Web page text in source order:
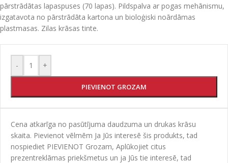
pārstrādātas lapaspuses (70 lapas). Pildspalva ar pogas mehānismu,
izgatavota no pārstrādāta kartona un bioloģiski noārdāmas
plastmasas. Zilas krāsas tinte.
- +
PIEVIENOT GROZAM
Cena atkarīga no pasūtījuma daudzuma un drukas krāsu
skaita. Pievienot vēlmēm Ja Jūs interesē šis produkts, tad
nospiediet PIEVIENOT Grozam, Aplūkojiet citus
prezentreklāmas priekšmetus un ja Jūs tie interesē, tad